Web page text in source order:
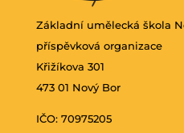
Základní umělecká škola
příspěvková organizace
Křižíkova 301
473 01 Nový Bor
IČO: 70975205